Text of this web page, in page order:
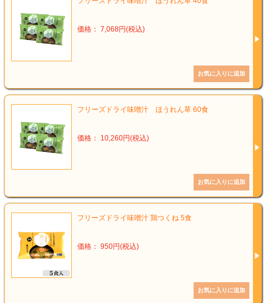
価格： 7,068円(税込)
フリーズドライ味噌汁 ほうれん草 60食
価格： 10,260円(税込)
フリーズドライ味噌汁 鶏つくね 5食
価格： 950円(税込)